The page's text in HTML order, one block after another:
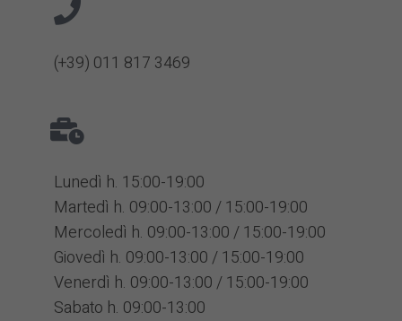
(+39) 011 817 3469
Lunedì h. 15:00-19:00
Martedì h. 09:00-13:00 / 15:00-19:00
Mercoledì h. 09:00-13:00 / 15:00-19:00
Giovedì h. 09:00-13:00 / 15:00-19:00
Venerdì h. 09:00-13:00 / 15:00-19:00
Sabato h. 09:00-13:00